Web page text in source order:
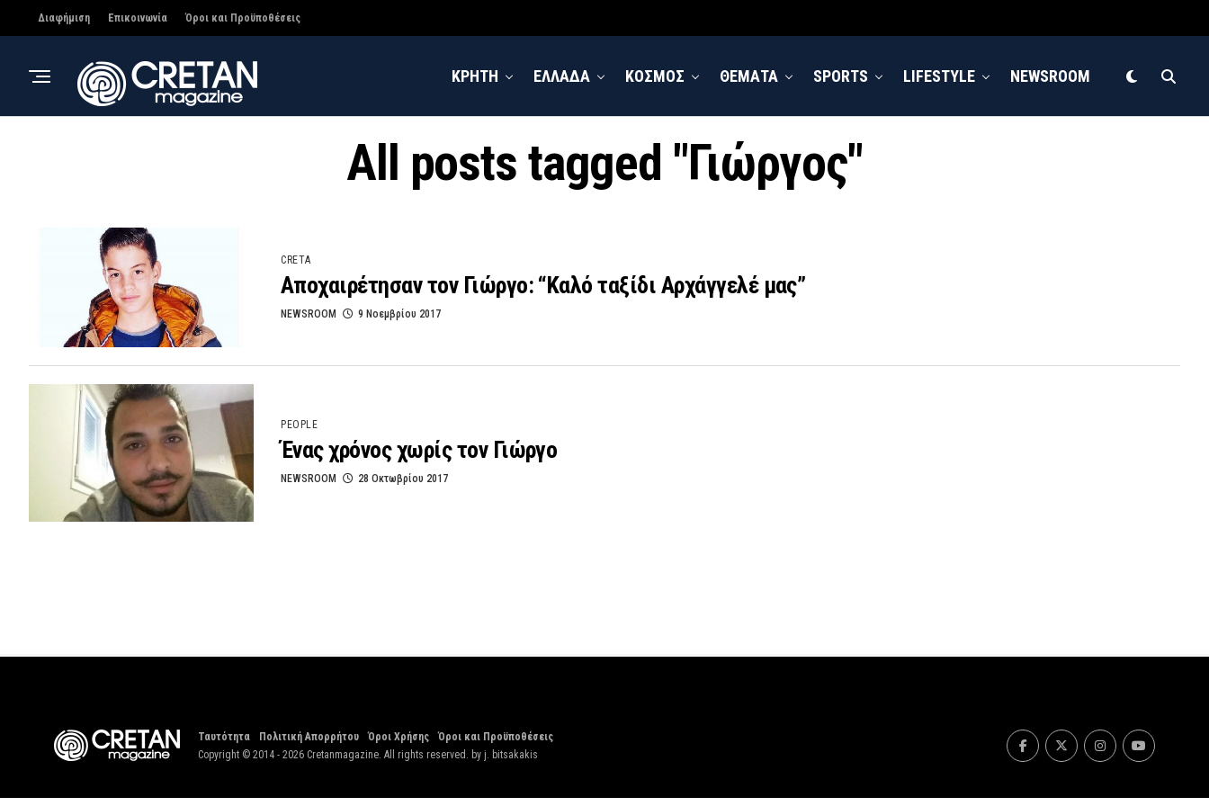
Διαφήμιση Επικοινωνία Όροι και Προϋποθέσεις
ΚΡΗΤΗ ΕΛΛΑΔΑ ΚΟΣΜΟΣ ΘΕΜΑΤΑ SPORTS LIFESTYLE NEWSROOM
All posts tagged "Γιώργος"
CRETA
Αποχαιρέτησαν τον Γιώργο: “Καλό ταξίδι Αρχάγγελέ μας”
NEWSROOM 9 Νοεμβρίου 2017
PEOPLE
Ένας χρόνος χωρίς τον Γιώργο
NEWSROOM 28 Οκτωβρίου 2017
Ταυτότητα Πολιτική Απορρήτου Όροι Χρήσης
Όροι και Προϋποθέσεις
Copyright © 2014 - 2026 Cretanmagazine. All rights reserved. by j. bitsakakis